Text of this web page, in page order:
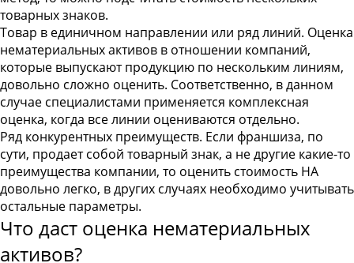
товарных знаков.
Товар в единичном направлении или ряд линий. Оценка
нематериальных активов в отношении компаний,
которые выпускают продукцию по нескольким линиям,
довольно сложно оценить. Соответственно, в данном
случае специалистами применяется комплексная
оценка, когда все линии оцениваются отдельно.
Ряд конкурентных преимуществ. Если франшиза, по
сути, продает собой товарный знак, а не другие какие-то
преимущества компании, то оценить стоимость НА
довольно легко, в других случаях необходимо учитывать
остальные параметры.
Что даст оценка нематериальных
активов?